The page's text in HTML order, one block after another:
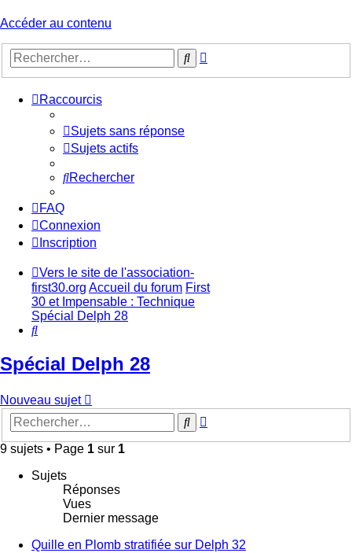
Accéder au contenu
Rechercher
Raccourcis
Sujets sans réponse
Sujets actifs
Rechercher
FAQ
Connexion
Inscription
Vers le site de l'association-
first30.org Accueil du forum First
30 et Impensable : Technique
Spécial Delph 28
Rechercher
Spécial Delph 28
Nouveau sujet
Rechercher
9 sujets • Page 1 sur 1
Sujets
Réponses
Vues
Dernier message
Quille en Plomb stratifiée sur Delph 32